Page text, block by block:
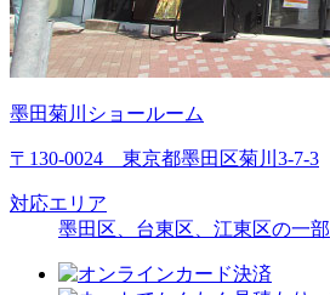
墨田菊川ショールーム
〒130-0024 東京都墨田区菊川3-7-3
対応エリア
墨田区、台東区、江東区の一部